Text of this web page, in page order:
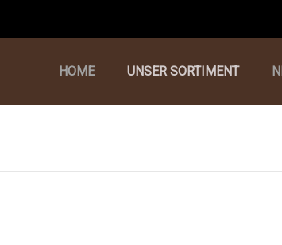
HOME UNSER SORTIMENT